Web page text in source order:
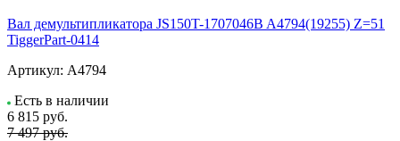
Вал демультипликатора JS150T-1707046B A4794(19255) Z=51
TiggerPart-0414
Артикул: A4794
Есть в наличии
6 815 руб.
7 497 руб.